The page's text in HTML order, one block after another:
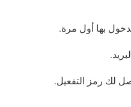
بها أول مرة.
لك رمز التفعيل.